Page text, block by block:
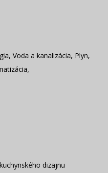
, Voda a kanalizácia, Plyn,
,
dizajnu